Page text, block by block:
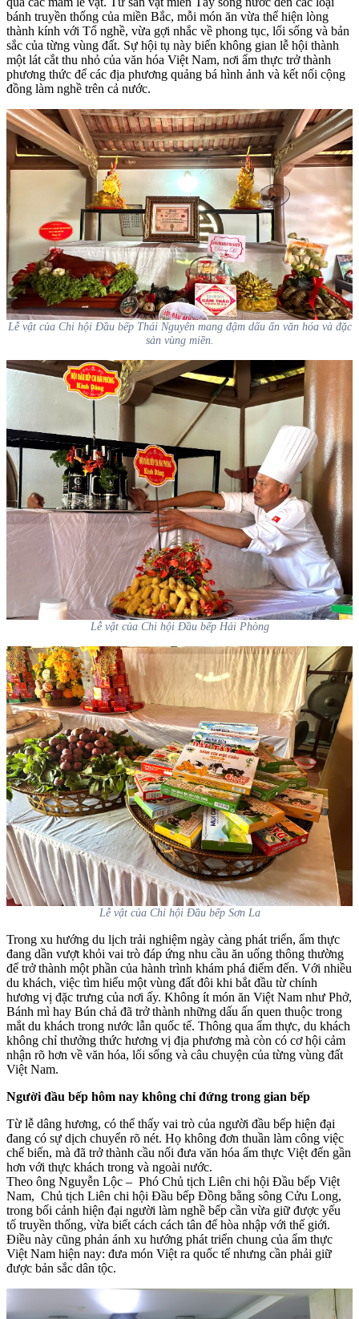
bánh truyền thống của miền Bắc, mỗi món ăn vừa thể hiện lòng
thành kính với Tổ nghề, vừa gợi nhắc về phong tục, lối sống và bản
sắc của từng vùng đất. Sự hội tụ này biến không gian lễ hội thành
một lát cắt thu nhỏ của văn hóa Việt Nam, nơi ẩm thực trở thành
phương thức để các địa phương quảng bá hình ảnh và kết nối cộng
đồng làm nghề trên cả nước.
Lễ vật của Chi hội Đầu bếp Thái Nguyên mang đậm dấu ấn văn hóa và đặc
sản vùng miền.
Lễ vật của Chi hội Đầu bếp Hải Phòng
Lễ vật của Chi hội Đầu bếp Sơn La
Trong xu hướng du lịch trải nghiệm ngày càng phát triển, ẩm thực
đang dần vượt khỏi vai trò đáp ứng nhu cầu ăn uống thông thường
để trở thành một phần của hành trình khám phá điểm đến. Với nhiều
du khách, việc tìm hiểu một vùng đất đôi khi bắt đầu từ chính
hương vị đặc trưng của nơi ấy. Không ít món ăn Việt Nam như Phở,
Bánh mì hay Bún chả đã trở thành những dấu ấn quen thuộc trong
mắt du khách trong nước lẫn quốc tế. Thông qua ẩm thực, du khách
không chỉ thưởng thức hương vị địa phương mà còn có cơ hội cảm
nhận rõ hơn về văn hóa, lối sống và câu chuyện của từng vùng đất
Việt Nam.
Người đầu bếp hôm nay không chỉ đứng trong gian bếp
Từ lễ dâng hương, có thể thấy vai trò của người đầu bếp hiện đại
đang có sự dịch chuyển rõ nét. Họ không đơn thuần làm công việc
chế biến, mà đã trở thành cầu nối đưa văn hóa ẩm thực Việt đến gần
hơn với thực khách trong và ngoài nước.
Theo ông Nguyễn Lộc – Phó Chủ tịch Liên chi hội Đầu bếp Việt
Nam, Chủ tịch Liên chi hội Đầu bếp Đồng bằng sông Cửu Long,
trong bối cảnh hiện đại người làm nghề bếp cần vừa giữ được yếu
tố truyền thống, vừa biết cách cách tân để hòa nhập với thế giới.
Điều này cũng phản ánh xu hướng phát triển chung của ẩm thực
Việt Nam hiện nay: đưa món Việt ra quốc tế nhưng cần phải giữ
được bản sắc dân tộc.